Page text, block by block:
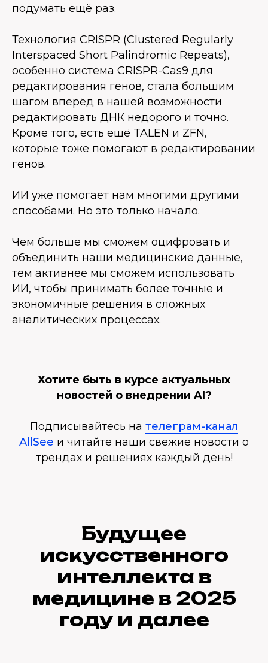
подумать ещё раз.
Технология CRISPR (Clustered Regularly
Interspaced Short Palindromic Repeats),
особенно система CRISPR-Cas9 для
редактирования генов, стала большим
шагом вперёд в нашей возможности
редактировать ДНК недорого и точно.
Кроме того, есть ещё TALEN и ZFN,
которые тоже помогают в редактировании
генов.
ИИ уже помогает нам многими другими
способами. Но это только начало.
Чем больше мы сможем оцифровать и
объединить наши медицинские данные,
тем активнее мы сможем использовать
ИИ, чтобы принимать более точные и
экономичные решения в сложных
аналитических процессах.
Хотите быть в курсе актуальных
новостей о внедрении AI?
Подписывайтесь на телеграм-канал
AllSee и читайте наши свежие новости о
трендах и решениях каждый день!
Будущее
искусственного
интеллекта в
медицине в 2025
году и далее